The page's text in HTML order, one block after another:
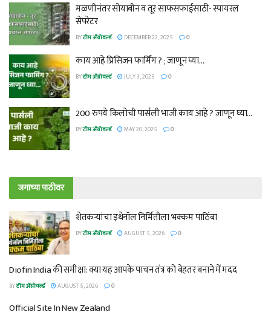
मळणीनंतर सोयाबीन व तूर साफसफाईसाठी- स्पायरल
सेपरेटर
BYटीम ॲग्रोवर्ल्ड DECEMBER 22, 2025 0
काय आहे प्रिसिजन फार्मिंग ? ; जाणून घ्या…
BYटीम ॲग्रोवर्ल्ड JULY 3, 2025 0
200 रुपये किलोची पार्सली भाजी काय आहे ? जाणून घ्या…
BYटीम ॲग्रोवर्ल्ड MAY 20, 2025 0
जगाच्या पाठीवर
शेतकऱ्यांचा इथेनॉल निर्मितीला भक्कम पाठिंबा
BYटीम ॲग्रोवर्ल्ड AUGUST 5, 2026 0
Diofin India की समीक्षा: क्या यह आपके पाचन तंत्र को बेहतर बनाने में मदद
BYटीम ॲग्रोवर्ल्ड AUGUST 5, 2026 0
Official Site In New Zealand